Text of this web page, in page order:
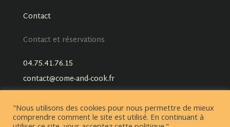
Contact
Contact et réservations
04.75.41.76.15
contact@come-and-cook.fr
"Nous utilisons des cookies pour nous permettre de mieux
comprendre comment le site est utilisé. En continuant à